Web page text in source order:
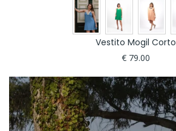
Vestito Mogil Corto
€ 79.00